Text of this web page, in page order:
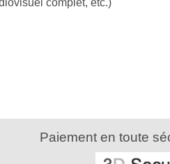
complet, etc.)
Paiement en toute